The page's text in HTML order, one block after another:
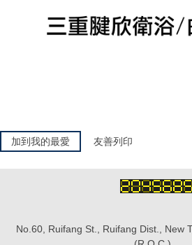
加到我的最愛 友善列印
No.60, Ruifang St., Ruifang Dist., New